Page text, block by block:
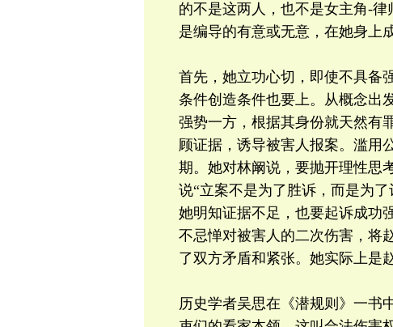
的不是这两人，也不是女主角-
是编导的有意或无意，在她身上
首先，她立功心切，即使不具备
条件创造条件也要上。从概念出
强势一方，根据其身份就天然有
顾证据，诱导被害人报案。滥用
期。她对林阚说，要抛开理性思
说“立案不是为了胜诉，而是为
她明知证据不足，也要起诉成功
不忌惮对被害人的二次伤害，将
了双方矛盾和紧张。她实际上是
历史学者吴思在《潜规则》一书